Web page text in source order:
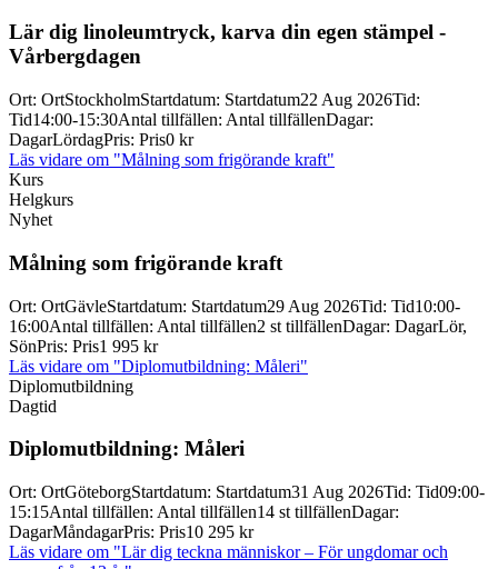
Lär dig linoleumtryck, karva din egen stämpel -
Vårbergdagen
Ort: OrtStockholmStartdatum: Startdatum22 Aug 2026Tid:
Tid14:00-15:30Antal tillfällen: Antal tillfällenDagar:
DagarLördagPris: Pris0 kr
Läs vidare om "Målning som frigörande kraft"
Kurs
Helgkurs
Nyhet
Målning som frigörande kraft
Ort: OrtGävleStartdatum: Startdatum29 Aug 2026Tid: Tid10:00-
16:00Antal tillfällen: Antal tillfällen2 st tillfällenDagar: DagarLör,
SönPris: Pris1 995 kr
Läs vidare om "Diplomutbildning: Måleri"
Diplomutbildning
Dagtid
Diplomutbildning: Måleri
Ort: OrtGöteborgStartdatum: Startdatum31 Aug 2026Tid: Tid09:00-
15:15Antal tillfällen: Antal tillfällen14 st tillfällenDagar:
DagarMåndagarPris: Pris10 295 kr
Läs vidare om "Lär dig teckna människor – För ungdomar och